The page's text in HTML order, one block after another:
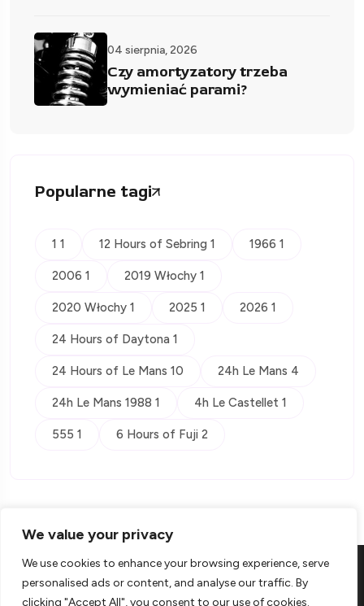
We value your privacy
We use cookies to enhance your browsing experience, serve
personalised ads or content, and analyse our traffic. By
clicking "Accept All", you consent to our use of cookies.
04 sierpnia, 2026
Czy amortyzatory trzeba
wymieniać parami?
Popularne tagi
1 1 12 Hours of Sebring 1 1966 1
2006 1 2019 Włochy 1
2020 Włochy 1 2025 1 2026 1
24 Hours of Daytona 1
24 Hours of Le Mans 10 24h Le Mans 4
24h Le Mans 1988 1 4h Le Castellet 1
555 1 6 Hours of Fuji 2